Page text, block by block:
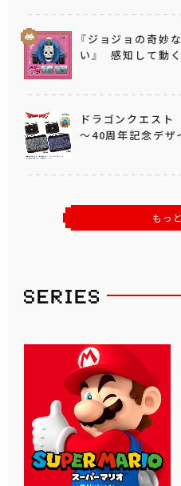
『ジョジョの奇妙
い』 感知して動
ドラゴンクエス
～40周年記念デザ
もっ